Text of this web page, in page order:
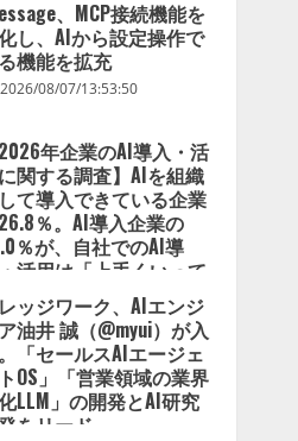
、MCP接続機能を
し、AIから設定操作で
機能を拡充
2026/08/07/13:53:50
2026年企業のAI導入・活
関する調査】AIを組織
て導入できている企業
％。AI導入企業の
％が、自社でのAI導
活用は「上手くいって
」と回答
2026/08/07/13:53:50
ッジワーク、AIエンジ
油井 誠（@myui）が入
「セールスAIエージェ
OS」「営業領域の業界
LLM」の開発とAI研究
をリード